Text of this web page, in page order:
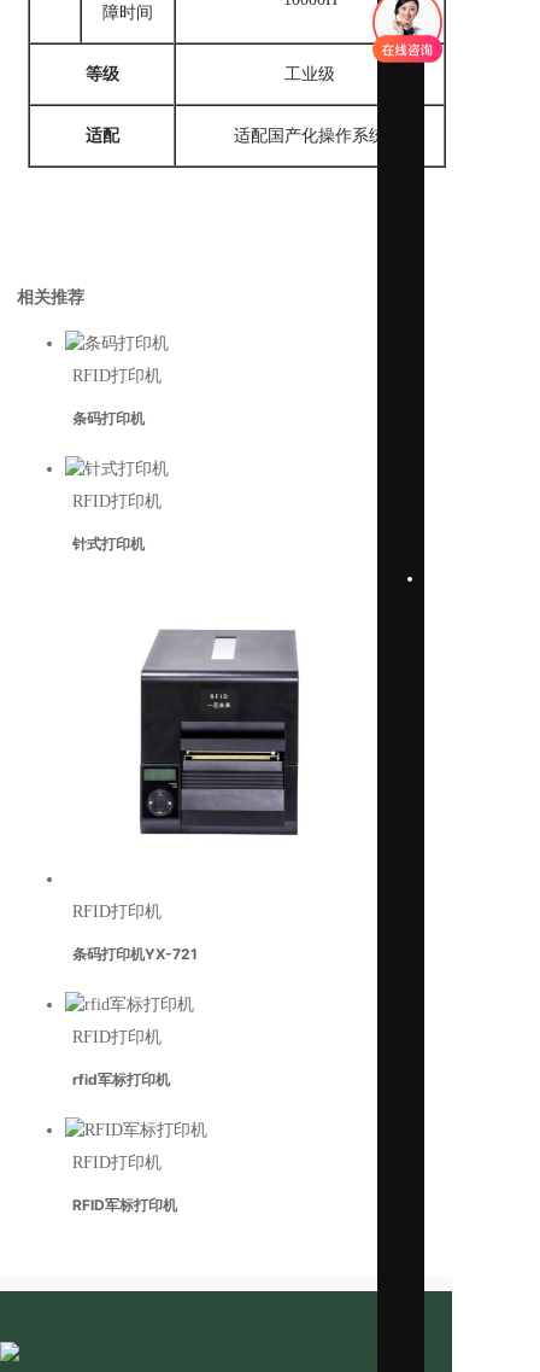
障时间
等级 工业级
适配 适配国产化操作系统
相关推荐
RFID打印机
条码打印机
RFID打印机
针式打印机
RFID打印机
条码打印机YX-721
RFID打印机
rfid军标打印机
RFID打印机
RFID军标打印机